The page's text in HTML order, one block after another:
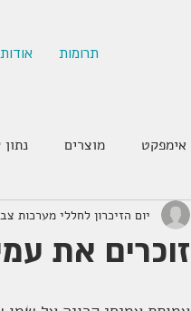
תרומות
אימפקט מוצרים
זוכרים את
יום הזיכרון לחללי מערכות